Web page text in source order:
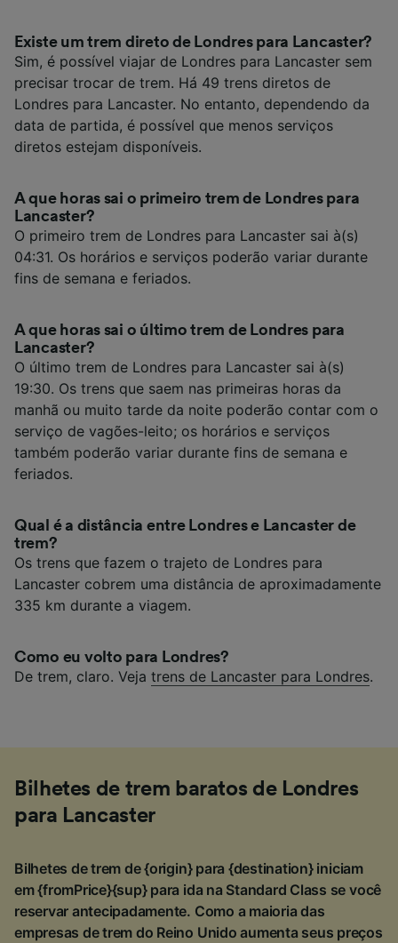
Existe um trem direto de Londres para Lancaster?
Sim, é possível viajar de Londres para Lancaster sem
precisar trocar de trem. Há 49 trens diretos de
Londres para Lancaster. No entanto, dependendo da
data de partida, é possível que menos serviços
diretos estejam disponíveis.
A que horas sai o primeiro trem de Londres para
Lancaster?
O primeiro trem de Londres para Lancaster sai à(s)
04:31. Os horários e serviços poderão variar durante
fins de semana e feriados.
A que horas sai o último trem de Londres para
Lancaster?
O último trem de Londres para Lancaster sai à(s)
19:30. Os trens que saem nas primeiras horas da
manhã ou muito tarde da noite poderão contar com o
serviço de vagões-leito; os horários e serviços
também poderão variar durante fins de semana e
feriados.
Qual é a distância entre Londres e Lancaster de
trem?
Os trens que fazem o trajeto de Londres para
Lancaster cobrem uma distância de aproximadamente
335 km durante a viagem.
Como eu volto para Londres?
De trem, claro. Veja trens de Lancaster para Londres.
Bilhetes de trem baratos de Londres
para Lancaster
Bilhetes de trem de {origin} para {destination} iniciam
em {fromPrice}{sup} para ida na Standard Class se você
reservar antecipadamente. Como a maioria das
empresas de trem do Reino Unido aumenta seus preços